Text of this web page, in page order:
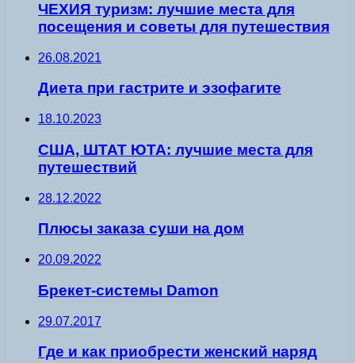
ЧЕХИЯ туризм: лучшие места для
посещения и советы для путешествия
26.08.2021
Диета при гастрите и эзофагите
18.10.2023
США, ШТАТ ЮТА: лучшие места для
путешествий
28.12.2022
Плюсы заказа суши на дом
20.09.2022
Брекет-сиcтемы Damon
29.07.2017
Где и как приобрести женский наряд